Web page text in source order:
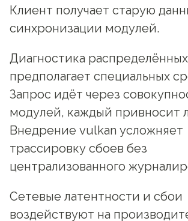
Клиент получает старую
синхронизации модулей.
Диагностика
предполагает специальных
Запрос идёт через
модулей, каждый привносит
Внедрение vulkan усложняет
трассировку сбоев без
централизованного
Сетевые латентности и сбои
воздействуют на